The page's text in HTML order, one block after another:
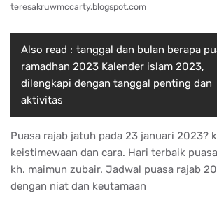
teresakruwmccarty.blogspot.com
Also read : tanggal dan bulan berapa
ramadhan 2023 Kalender islam 2023,
dilengkapi dengan tanggal penting dan
aktivitas
Puasa rajab jatuh pada 23 januari 2023?
keistimewaan dan cara. Hari terbaik
kh. maimun zubair. Jadwal puasa rajab
dengan niat dan keutamaan